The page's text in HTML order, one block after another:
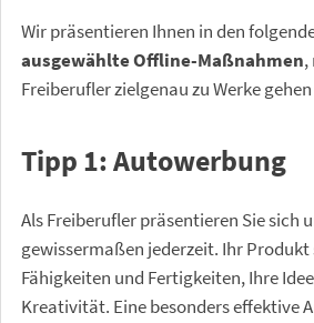
Wir präsentieren Ihnen in den
ausgewählte Offline-Maßnahmen,
Freiberufler zielgenau zu Werke
Tipp 1: Autowerbung
Als Freiberufler präsentieren Sie sich
gewissermaßen jederzeit. Ihr Produkt
Fähigkeiten und Fertigkeiten, Ihre
Kreativität. Eine besonders effektive